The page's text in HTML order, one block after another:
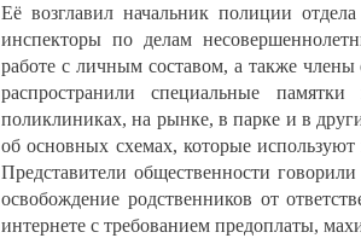
Её возглавил начальник полиции
инспекторы по делам
работе с личным составом, а также
распространили специальные
поликлиниках, на рынке, в парке и в
об основных схемах, которые
Представители общественности
освобождение родственников от
интернете с требованием предоплаты,